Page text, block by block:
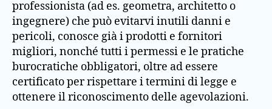
professionista (ad es. geometra, architetto o
ingegnere) che può evitarvi inutili danni e
pericoli, conosce già i prodotti e fornitori
migliori, nonché tutti i permessi e le pratiche
burocratiche obbligatori, oltre ad essere
certificato per rispettare i termini di legge e
ottenere il riconoscimento delle agevolazioni.